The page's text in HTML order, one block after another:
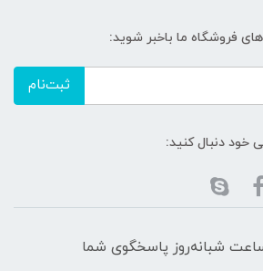
فروشگاه ما باخبر شوید:
ثبت‌نام
خود دنبال کنید:
روز هفته ، ۲۴ ساعت شبانه‌روز پاسخگوی شما